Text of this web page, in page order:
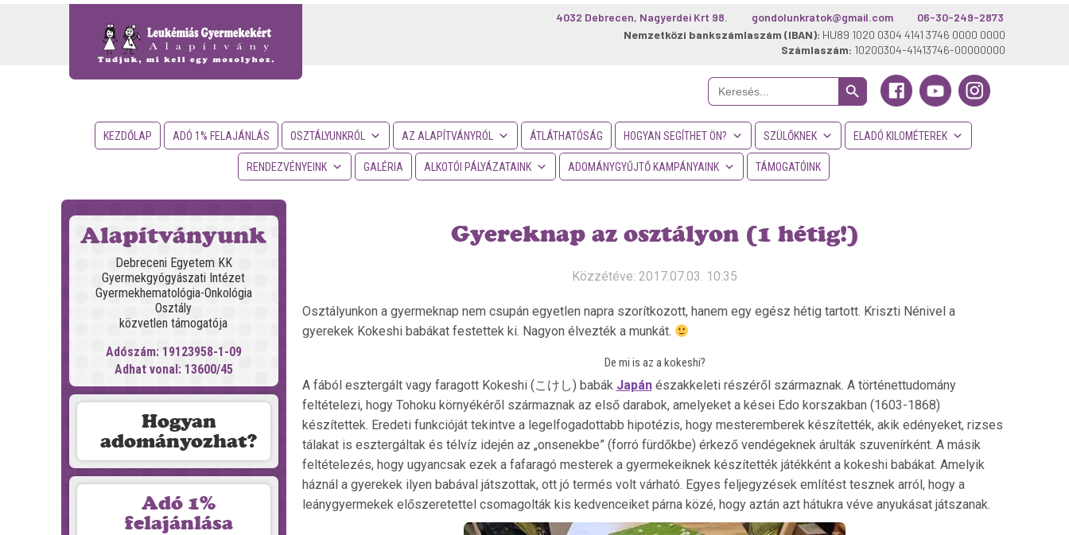
06-30-249-2873
gondolunkratok@gmail.com
4032 Debrecen, Nagyerdei Krt 98.
Nemzetközi bankszámlaszám (IBAN): HU89 1020 0304 4141 3746 0000 0000
Számlaszám: 10200304-41413746-00000000
Search
for:
Search Button
KEZDŐLAP ADÓ 1% FELAJÁNLÁS OSZTÁLYUNKRÓL AZ ALAPÍTVÁNYRÓL ÁTLÁTHATÓSÁG HOGYAN SEGÍTHET ÖN? SZÜLŐKNEK ELADÓ KILOMÉTEREK
RENDEZVÉNYEINK GALÉRIA ALKOTÓI PÁLYÁZATAINK ADOMÁNYGYŰJTŐ KAMPÁNYAINK TÁMOGATÓINK
Alapítványunk
Debreceni Egyetem KK
Gyermekgyógyászati Intézet
Gyermekhematológia-Onkológia
Osztály
közvetlen támogatója
Adószám: 19123958-1-09
Adhat vonal: 13600/45
Hogyan
adományozhat?
Adó 1%
felajánlása
Gyereknap az osztályon (1 hétig!)
Közzétéve: 2017.07.03. 10:35
Osztályunkon a gyermeknap nem csupán egyetlen napra szorítkozott, hanem egy egész hétig tartott. Kriszti Nénivel a
gyerekek Kokeshi babákat festettek ki. Nagyon élvezték a munkát.
De mi is az a kokeshi?
A fából esztergált vagy faragott Kokeshi(こけし) babák Japánészakkeleti részéről származnak. A történettudomány
feltételezi, hogy Tohoku környékéről származnak az első darabok, amelyeket a kései Edo korszakban (1603-1868)
készítettek. Eredeti funkcióját tekintve a legelfogadottabb hipotézis, hogy mesteremberek készítették, akik edényeket, rizses
tálakat is esztergáltak és télvíz idején az „onsenekbe” (forró fürdőkbe) érkező vendégeknek árulták szuvenírként. A másik
feltételezés, hogy ugyancsak ezek a fafaragó mesterek a gyermekeiknek készítették játékként a kokeshi babákat. Amelyik
háznál a gyerekek ilyen babával játszottak, ott jó termés volt várható. Egyes feljegyzések említést tesznek arról, hogy a
leánygyermekek előszeretettel csomagolták kis kedvenceiket párna közé, hogy aztán azt hátukra véve anyukásat játszanak.